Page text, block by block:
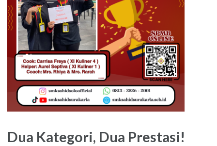
Dua Kategori, Dua Prestasi!